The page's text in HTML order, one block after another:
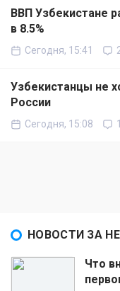
ВВП Узбекистане
в 8.5%
Сегодня, 15:41
Узбекистанцы не
России
Сегодня, 15:08
НОВОСТИ ЗА
Что